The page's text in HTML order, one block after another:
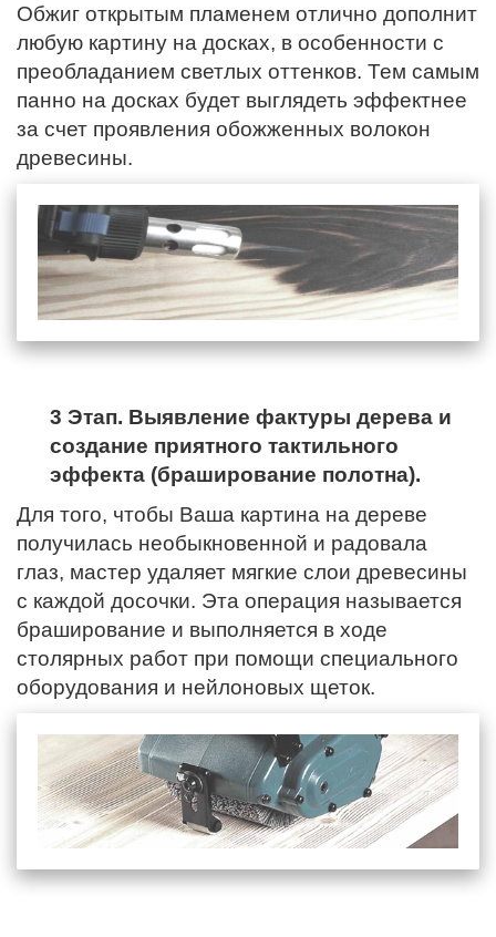
Обжиг открытым пламенем отлично дополнит
любую картину на досках, в особенности с
преобладанием светлых оттенков. Тем самым
панно на досках будет выглядеть эффектнее
за счет проявления обожженных волокон
древесины.
3 Этап. Выявление фактуры дерева и
создание приятного тактильного
эффекта (браширование полотна).
Для того, чтобы Ваша картина на дереве
получилась необыкновенной и радовала
глаз, мастер удаляет мягкие слои древесины
с каждой досочки. Эта операция называется
браширование и выполняется в ходе
столярных работ при помощи специального
оборудования и нейлоновых щеток.